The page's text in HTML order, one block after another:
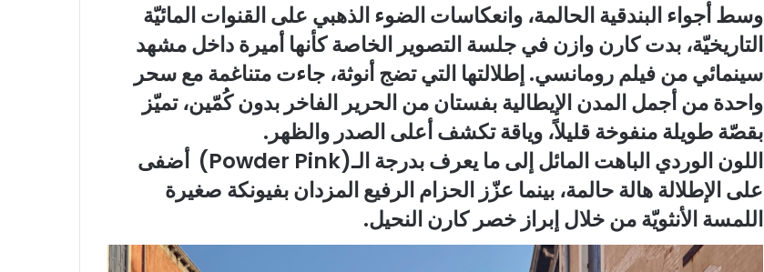
وسط أجواء البندقية الحالمة، وانعكاسات الضوء الذهبي على القنوات المائيّة
التاريخيّة، بدت كارن وازن في جلسة التصوير الخاصة كأنها أميرة داخل مشهد
سينمائي من فيلم رومانسي. إطلالتها التي تضج أنوثة، جاءت متناغمة مع سحر
واحدة من أجمل المدن الإيطالية بفستان من الحرير الفاخر بدون كُمّين، تميّز
بقصّة طويلة منفوخة قليلاً، وياقة تكشف أعلى الصدر والظهر.
اللون الوردي الباهت المائل إلى ما يعرف بدرجة الـ(Powder Pink) أضفى
على الإطلالة هالة حالمة، بينما عزّز الحزام الرفيع المزدان بفيونكة صغيرة
اللمسة الأنثويّة من خلال إبراز خصر كارن النحيل.